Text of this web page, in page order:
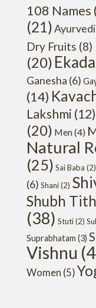
108 Names
(21)
Dry Fruits (8)
(20)
Ganesha (6)
(14)
Lakshmi (12)
(20) Men(4)
Natural
(25) Sai Baba (2)
(6) Shani(2)
Shubh
(38) Stuti(2)
Suprabhatam (3)
Vishnu
Women (5)